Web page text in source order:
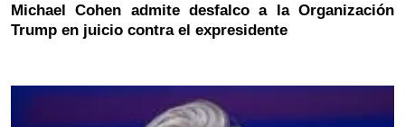
Michael Cohen admite desfalco a la Organización
Trump en juicio contra el expresidente